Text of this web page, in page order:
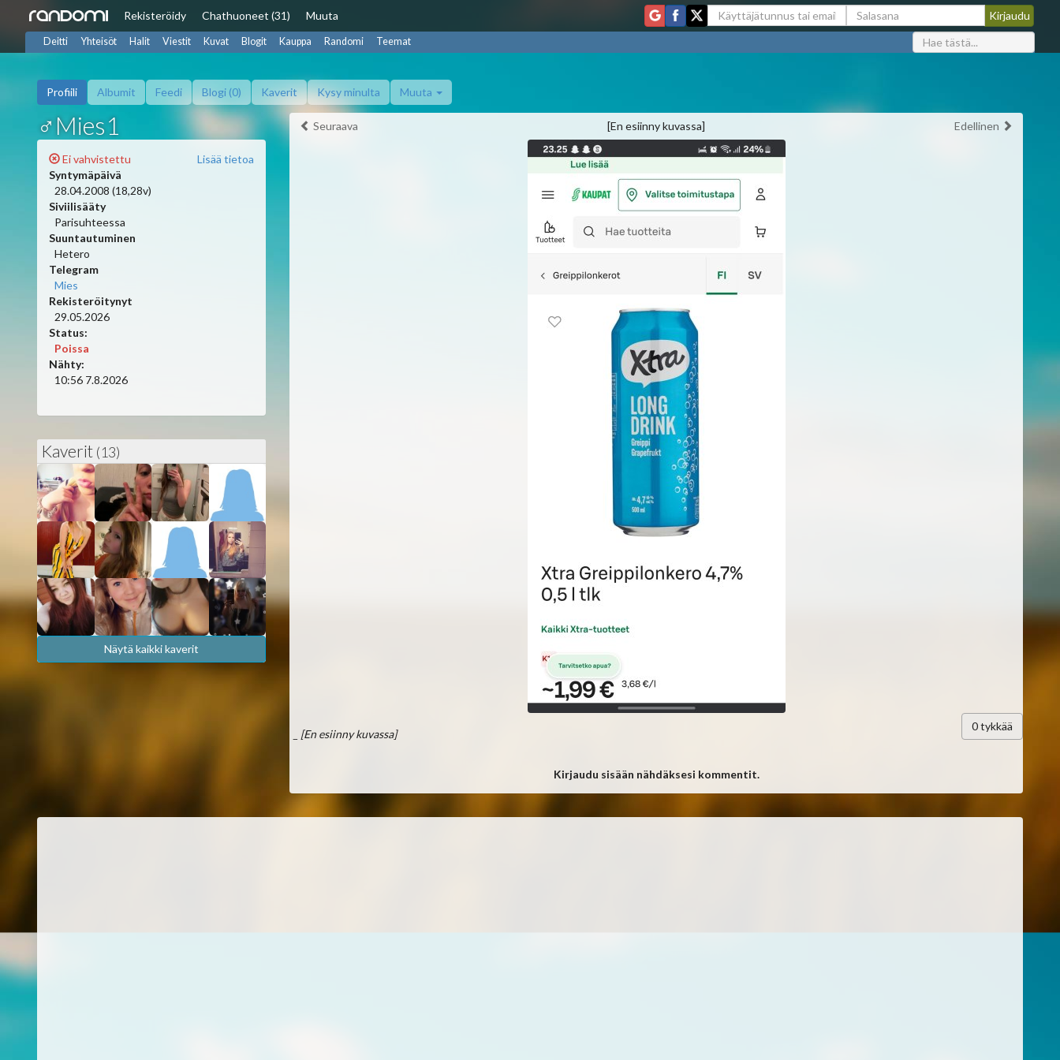
Rekisteröidy Chathuoneet (31) Muuta
Deitti Yhteisöt Halit Viestit Kuvat Blogit Kauppa Randomi Teemat
Profiili Albumit Feedi Blogi (0) Kaverit Kysy minulta Muuta
Seuraava [En esiinny kuvassa] Edellinen
[En esiinny kuvassa]
0tykkää
Kirjaudu sisään nähdäksesi kommentit.
♂Mies1
Lisää tietoa
Ei vahvistettu
Syntymäpäivä
28.04.2008 (18,28v)
Siviilisääty
Parisuhteessa
Suuntautuminen
Hetero
Telegram
Mies
Rekisteröitynyt
29.05.2026
Status:
Poissa
Nähty:
10:56 7.8.2026
Kaverit (13)
Näytä kaikki kaverit